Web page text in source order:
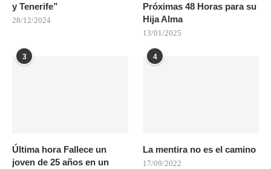
y Tenerife”
28/12/2024
Próximas 48 Horas para su
Hija Alma
13/01/2025
3
Última hora Fallece un
joven de 25 años en un
4
La mentira no es el camino
17/09/2022